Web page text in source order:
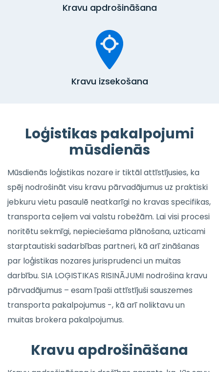
Kravu apdrošināšana
Kravu izsekošana
Loģistikas pakalpojumi
mūsdienās
Mūsdienās loģistikas nozare ir tiktāl attīstījusies, ka
spēj nodrošināt visu kravu pārvadājumus uz praktiski
jebkuru vietu pasaulē neatkarīgi no kravas specifikas,
transporta ceļiem vai valstu robežām. Lai visi procesi
noritētu sekmīgi, nepieciešama plānošana, uzticami
starptautiski sadarbības partneri, kā arī zināšanas
par loģistikas nozares jurisprudenci un muitas
darbību. SIA LOĢISTIKAS RISINĀJUMI nodrošina kravu
pārvadājumus – esam īpaši attīstījuši sauszemes
transporta pakalpojumus -, kā arī noliktavu un
muitas brokera pakalpojumus.
Kravu apdrošināšana